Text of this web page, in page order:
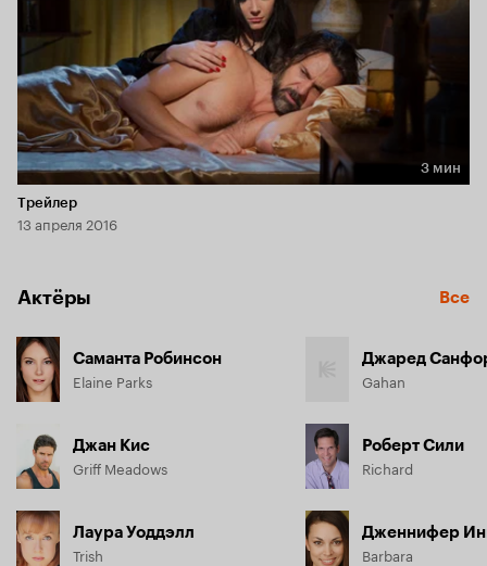
Длительность 3 мин
3 мин
Трейлер
13 апреля 2016
Актёры Все
Саманта Робинсон
Elaine Parks
Джан Кис
Griff Meadows
Лаура Уоддэлл
Trish
Джаред
Gahan
Роберт Сили
Richard
Дженнифер
Barbara